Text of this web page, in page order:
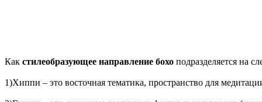
Как стилеобразующее направление бохо подразделяется на
1)Хиппи – это восточная тематика, пространство для